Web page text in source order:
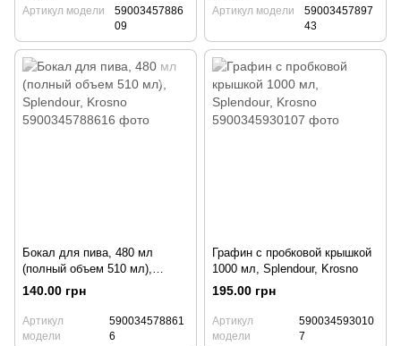
Артикул модели
59003457886
09
Артикул модели
59003457897
43
Бокал для пива, 480 мл
(полный объем 510 мл),
Splendour, Krosno
140.00 грн
Артикул
модели
590034578861
6
Графин с пробковой крышкой
1000 мл, Splendour, Krosno
195.00 грн
Артикул
модели
590034593010
7